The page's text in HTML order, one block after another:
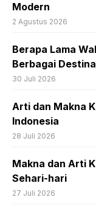
Modern
2 Agustus 2026
Berapa Lama
Berbagai
30 Juli 2026
Arti dan Makna
Indonesia
28 Juli 2026
Makna dan Arti
Sehari-hari
27 Juli 2026